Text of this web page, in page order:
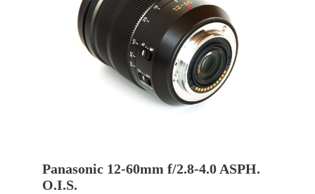
Panasonic 12-60mm f/2.8-4.0 ASPH.
O.I.S.